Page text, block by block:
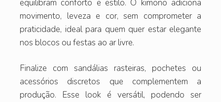
equilibram conforto e estilo. O kimono adiciona
movimento, leveza e cor, sem comprometer a
praticidade, ideal para quem quer estar elegante
nos blocos ou festas ao ar livre.
Finalize com sandálias rasteiras, pochetes ou
acessórios discretos que complementem a
produção. Esse look é versátil, podendo ser